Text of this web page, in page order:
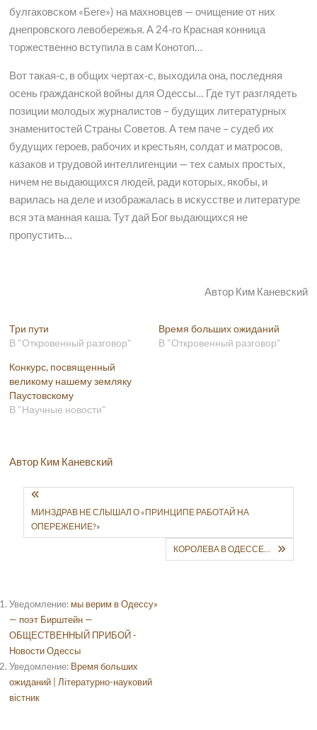
булгаковском «Беге») на махновцев — очищение от них
днепровского левобережья. А 24-го Красная конница
торжественно вступила в сам Конотоп…
Вот такая-с, в общих чертах-с, выходила она, последняя
осень гражданской войны для Одессы… Где тут разглядеть
позиции молодых журналистов – будущих литературных
знаменитостей Страны Советов. А тем паче – судеб их
будущих героев, рабочих и крестьян, солдат и матросов,
казаков и трудовой интеллигенции — тех самых простых,
ничем не выдающихся людей, ради которых, якобы, и
варилась на деле и изображалась в искусстве и литературе
вся эта манная каша. Тут дай Бог выдающихся не
пропустить…
Автор Ким Каневский
Три пути
В "Откровенный разговор"
Время больших ожиданий
В "Откровенный разговор"
Конкурс, посвященный
великому нашему земляку
Паустовскому
В "Научные новости"
Автор Ким Каневский
МИНЗДРАВ НЕ СЛЫШАЛ О «ПРИНЦИПЕ РАБОТАЙ НА
ОПЕРЕЖЕНИЕ?»
КОРОЛЕВА В ОДЕССЕ…
Уведомление: мы верим в Одессу»
— поэт Бирштейн —
ОБЩЕСТВЕННЫЙ ПРИБОЙ -
Новости Одессы
Уведомление: Время больших
ожиданий | Літературно-науковий
вістник